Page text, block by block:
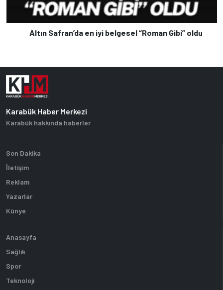
Altın Safran’da en iyi belgesel “Roman Gibi” oldu
Karabük Haber Merkezi
Karabük hakkında haberler
Son Dakika
İletişim
Reklam
Yazarlar
Künye
Anasayfa
Sağlık
Spor
Teknoloji